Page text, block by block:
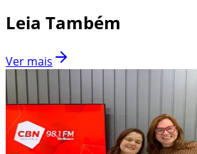
Leia Também
Ver mais